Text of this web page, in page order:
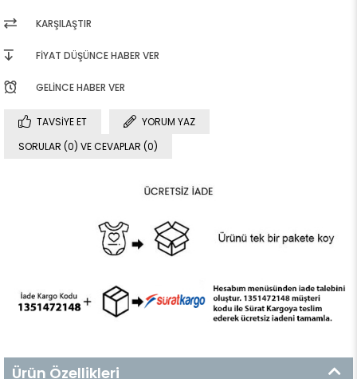
KARŞILAŞTIR
FIYAT DÜŞÜNCE HABER VER
GELINCE HABER VER
TAVSIYE ET
YORUM YAZ
SORULAR (0) VE CEVAPLAR (0)
Ürün Özellikleri